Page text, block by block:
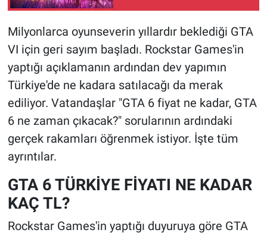
Milyonlarca oyunseverin yıllardır beklediği GTA
VI için geri sayım başladı. Rockstar Games'in
yaptığı açıklamanın ardından dev yapımın
Türkiye'de ne kadara satılacağı da merak
ediliyor. Vatandaşlar "GTA 6 fiyat ne kadar, GTA
6 ne zaman çıkacak?" sorularının ardındaki
gerçek rakamları öğrenmek istiyor. İşte tüm
ayrıntılar.
GTA 6 TÜRKİYE FİYATI NE KADAR
KAÇ TL?
Rockstar Games'in yaptığı duyuruya göre GTA